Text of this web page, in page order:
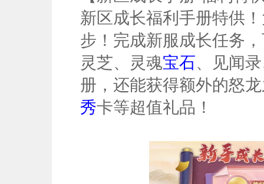
新区成长福利手册特供
步！完成新服成长任务
灵芝、灵魂宝石、见闻
册，还能获得额外的怒
秀卡等超值礼品！